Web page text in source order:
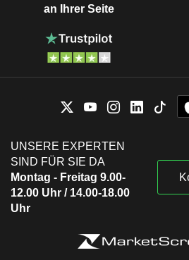
an Ihrer Seite
UNSERE EXPERTEN
SIND FÜR SIE DA
Montag - Freitag 9.00-
12.00 Uhr / 14.00-18.00
Uhr